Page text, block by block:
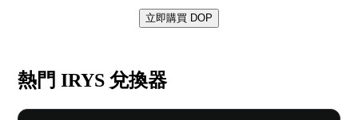
立即購買 DOP
熱門 IRYS 兌換器